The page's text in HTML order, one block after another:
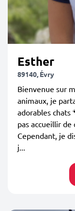
Esther
89140, Évry
Bienvenue sur
animaux, je
adorables chats
pas accueillir
Cependant, je
j...